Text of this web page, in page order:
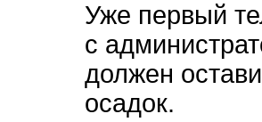
Уже первый
с
должен
осадок.